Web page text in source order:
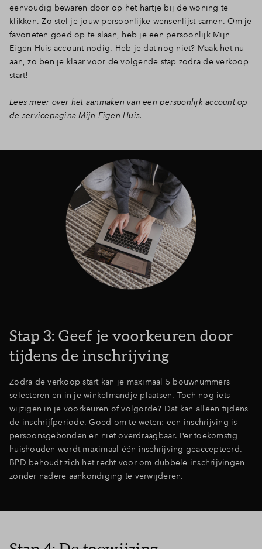
eenvoudig bewaren door op het hartje bij de woning te
klikken. Zo stel je jouw persoonlijke wensenlijst samen. Om je
favorieten goed op te slaan, heb je een persoonlijk Mijn
Eigen Huis account nodig. Heb je dat nog niet? Maak het nu
aan, zo ben je klaar voor de volgende stap zodra de verkoop
start!
Lees meer over het aanmaken van een persoonlijk account op
de servicepagina Mijn Eigen Huis.
Stap 3: Geef je voorkeuren door
tijdens de inschrijving
Zodra de verkoop start kan je maximaal 5 bouwnummers
selecteren en in je winkelmandje plaatsen. Toch nog iets
wijzigen in je voorkeuren of volgorde? Dat kan alleen tijdens
de inschrijfperiode. Goed om te weten: een inschrijving is
persoonsgebonden en niet overdraagbaar. Per toekomstig
huishouden wordt maximaal één inschrijving geaccepteerd.
BPD behoudt zich het recht voor om dubbele inschrijvingen
zonder nadere aankondiging te verwijderen.